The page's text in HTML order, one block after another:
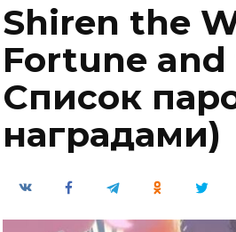
Shiren the
Fortune
Список
наградами)